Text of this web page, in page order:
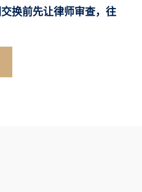
换前先让律师审查，往